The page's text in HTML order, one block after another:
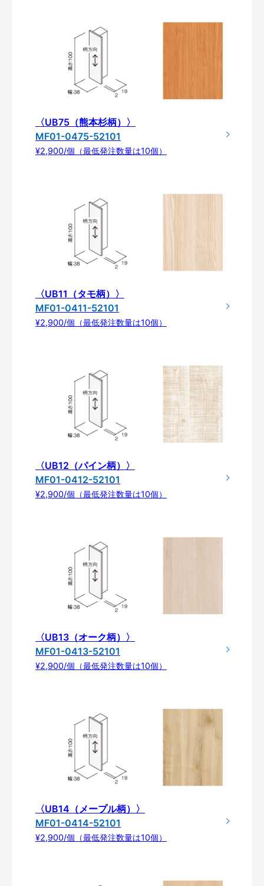
〈UB75（熊本杉柄）〉
MF01-0475-52101
¥2,900/個（最低発注数量は10個）
〈UB11（タモ柄）〉
MF01-0411-52101
¥2,900/個（最低発注数量は10個）
〈UB12（パイン柄）〉
MF01-0412-52101
¥2,900/個（最低発注数量は10個）
〈UB13（オーク柄）〉
MF01-0413-52101
¥2,900/個（最低発注数量は10個）
〈UB14（メープル柄）〉
MF01-0414-52101
¥2,900/個（最低発注数量は10個）